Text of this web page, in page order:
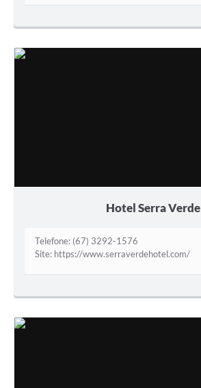
Hotel Serra Verde
Telefone: (67) 3292-1576
Site: https://www.serraverdehotel.com/